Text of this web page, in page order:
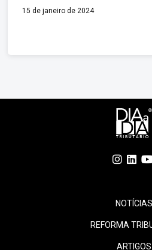
escriturados na EFD-Reinf; e –
apurados sobre a folha de
15 de janeiro de 2024
NOTÍCIAS
REFORMA
ARTIGOS